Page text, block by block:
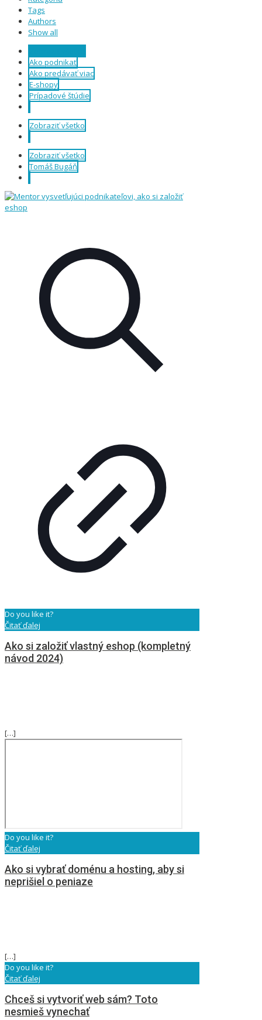
Tags
Authors
Show all
Ako podnikať
Ako predávať viac
E-shopy
Prípadové štúdie
Zobraziť všetko
Zobraziť všetko
Tomáš Bugáň
Do you like it?
Čitať ďalej
Ako si založiť vlastný eshop (kompletný
návod 2024)
[…]
Do you like it?
Čitať ďalej
Ako si vybrať doménu a hosting, aby si
neprišiel o peniaze
[…]
Do you like it?
Čitať ďalej
Chceš si vytvoriť web sám? Toto
nesmieš vynechať